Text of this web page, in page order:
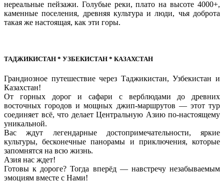
нереальные пейзажи. Голубые реки, плато на высоте 4000+,
каменные поселения, древняя культура и люди, чья доброта
такая же настоящая, как эти горы.
ТАДЖИКИСТАН * УЗБЕКИСТАН * КАЗАХСТАН
Грандиозное путешествие через Таджикистан, Узбекистан и
Казахстан!
От горных дорог и сафари с верблюдами до древних
восточных городов и мощных джип-маршрутов — этот тур
соединяет всё, что делает Центральную Азию по-настоящему
уникальной.
Вас ждут легендарные достопримечательности, яркие
культуры, бесконечные панорамы и приключения, которые
запомнятся на всю жизнь.
Азия нас ждет!
Готовы к дороге? Тогда вперёд — навстречу незабываемым
эмоциям вместе с Нами!